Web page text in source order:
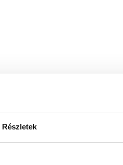
Részletek